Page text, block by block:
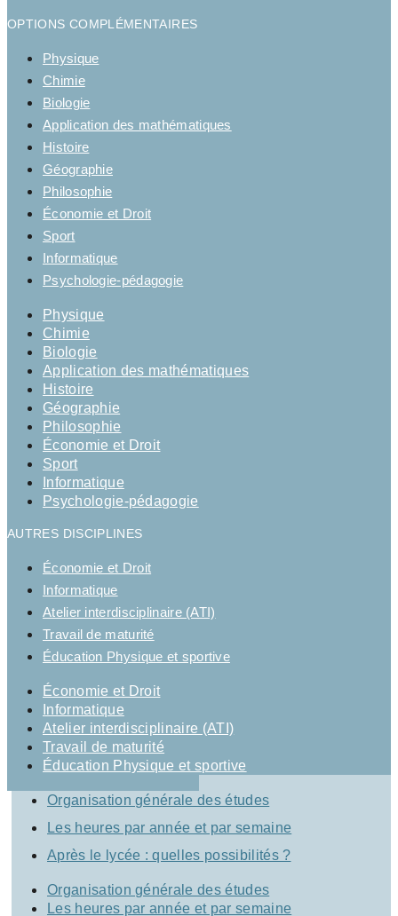
OPTIONS COMPLÉMENTAIRES
Physique
Chimie
Biologie
Application des mathématiques
Histoire
Géographie
Philosophie
Économie et Droit
Sport
Informatique
Psychologie-pédagogie
Physique
Chimie
Biologie
Application des mathématiques
Histoire
Géographie
Philosophie
Économie et Droit
Sport
Informatique
Psychologie-pédagogie
AUTRES DISCIPLINES
Économie et Droit
Informatique
Atelier interdisciplinaire (ATI)
Travail de maturité
Éducation Physique et sportive
Économie et Droit
Informatique
Atelier interdisciplinaire (ATI)
Travail de maturité
Éducation Physique et sportive
Organisation générale des études
Les heures par année et par semaine
Après le lycée : quelles possibilités ?
Organisation générale des études
Les heures par année et par semaine